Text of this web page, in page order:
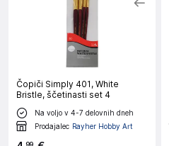
Čopiči Simply 401, White
Bristle, ščetinasti set 4
Na voljo v 4-7 delovnih dneh
Prodajalec Rayher Hobby Art
99